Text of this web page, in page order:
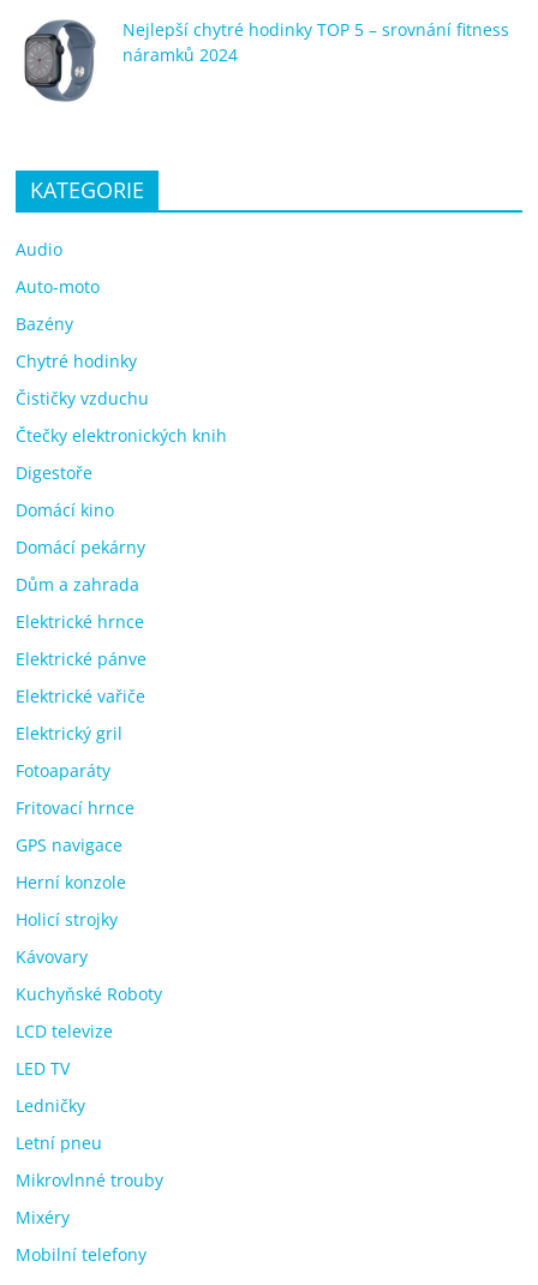
Nejlepší chytré hodinky TOP 5 – srovnání fitness
náramků 2024
KATEGORIE
Audio
Auto-moto
Bazény
Chytré hodinky
Čističky vzduchu
Čtečky elektronických knih
Digestoře
Domácí kino
Domácí pekárny
Dům a zahrada
Elektrické hrnce
Elektrické pánve
Elektrické vařiče
Elektrický gril
Fotoaparáty
Fritovací hrnce
GPS navigace
Herní konzole
Holicí strojky
Kávovary
Kuchyňské Roboty
LCD televize
LED TV
Ledničky
Letní pneu
Mikrovlnné trouby
Mixéry
Mobilní telefony